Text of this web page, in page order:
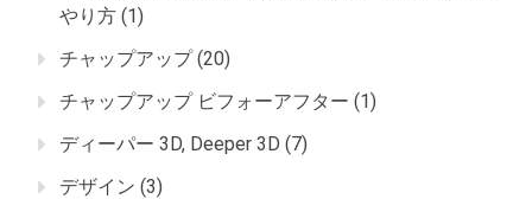
やり方 (1)
チャップアップ(20)
チャップアップ ビフォーアフター (1)
ディーパー 3D, Deeper 3D (7)
デザイン (3)